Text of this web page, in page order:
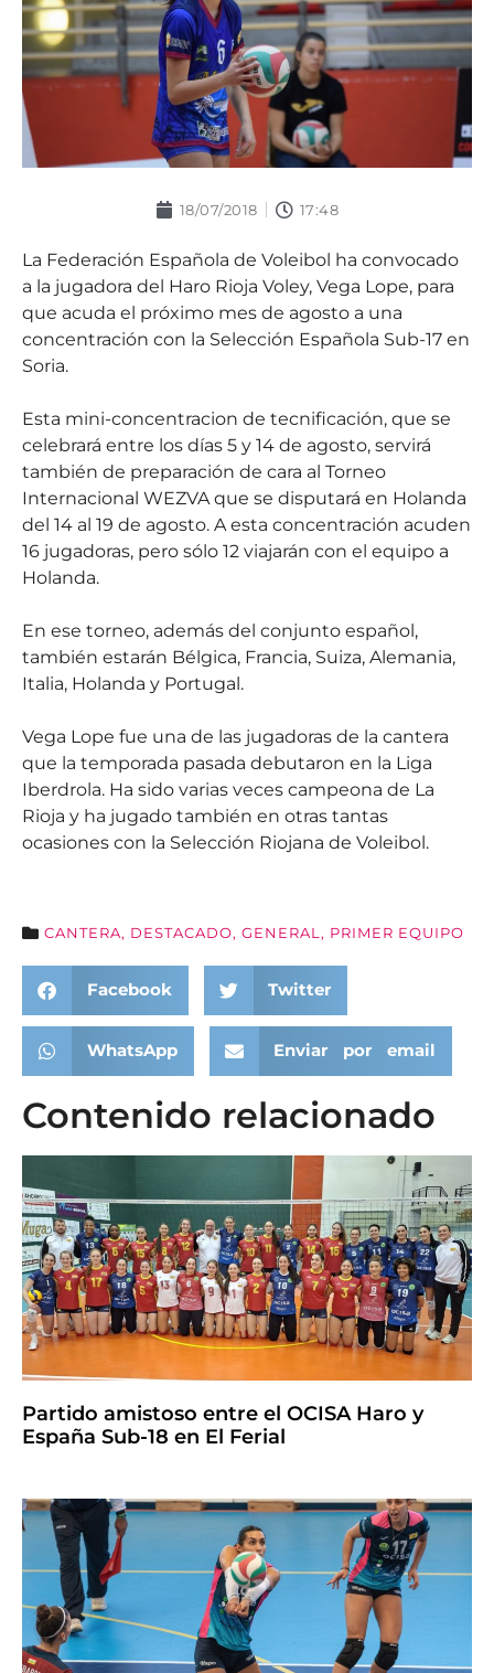
18/07/2018 17:48
La Federación Española de Voleibol ha convocado
a la jugadora del Haro Rioja Voley, Vega Lope, para
que acuda el próximo mes de agosto a una
concentración con la Selección Española Sub-17 en
Soria.
Esta mini-concentracion de tecnificación, que se
celebrará entre los días 5 y 14 de agosto, servirá
también de preparación de cara al Torneo
Internacional WEZVA que se disputará en Holanda
del 14 al 19 de agosto. A esta concentración acuden
16 jugadoras, pero sólo 12 viajarán con el equipo a
Holanda.
En ese torneo, además del conjunto español,
también estarán Bélgica, Francia, Suiza, Alemania,
Italia, Holanda y Portugal.
Vega Lope fue una de las jugadoras de la cantera
que la temporada pasada debutaron en la Liga
Iberdrola. Ha sido varias veces campeona de La
Rioja y ha jugado también en otras tantas
ocasiones con la Selección Riojana de Voleibol.
CANTERA, DESTACADO, GENERAL , PRIMER EQUIPO
Facebook Twitter
WhatsApp Enviar por email
Contenido relacionado
Partido amistoso entre el OCISA Haro y
España Sub-18 en El Ferial